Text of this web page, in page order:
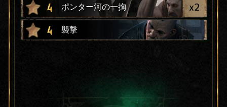
4 ポンター河の一掬 x2
4 襲撃